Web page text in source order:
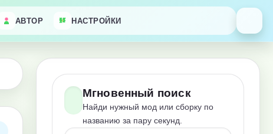
АВТОР НАСТРОЙКИ
Мгновенный поиск
Найди нужный мод или сборку по
названию за пару секунд.